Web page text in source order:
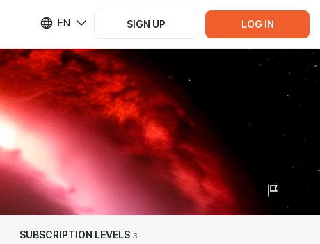
EN SIGN UP LOG IN
SUBSCRIPTION LEVELS 3